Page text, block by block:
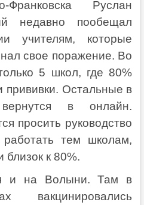
Руслан
недавно пообещал
учителям, которые
свое поражение. Во
5 школ, где 80%
прививки. Остальные в
в онлайн.
просить руководство
тем школам,
близок к 80%.
и на Волыни. Там в
вакцинировались